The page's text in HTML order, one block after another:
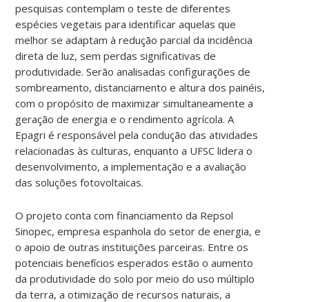
pesquisas contemplam o teste de diferentes
espécies vegetais para identificar aquelas que
melhor se adaptam à redução parcial da incidência
direta de luz, sem perdas significativas de
produtividade. Serão analisadas configurações de
sombreamento, distanciamento e altura dos painéis,
com o propósito de maximizar simultaneamente a
geração de energia e o rendimento agrícola. A
Epagri é responsável pela condução das atividades
relacionadas às culturas, enquanto a UFSC lidera o
desenvolvimento, a implementação e a avaliação
das soluções fotovoltaicas.
O projeto conta com financiamento da Repsol
Sinopec, empresa espanhola do setor de energia, e
o apoio de outras instituições parceiras. Entre os
potenciais benefícios esperados estão o aumento
da produtividade do solo por meio do uso múltiplo
da terra, a otimização de recursos naturais, a